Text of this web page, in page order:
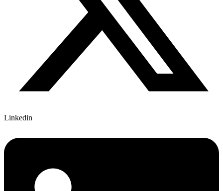
Linkedin